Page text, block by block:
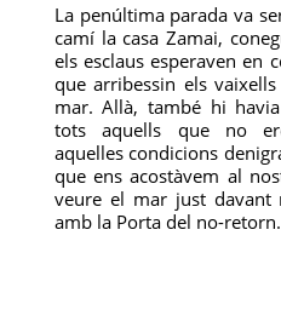
La penúltima parada va
camí la casa Zamai,
els esclaus esperaven en
que arribessin els
mar. Allà, també hi
tots aquells que no
aquelles condicions
que ens acostàvem al
veure el mar just
amb la Porta del no-retorn.